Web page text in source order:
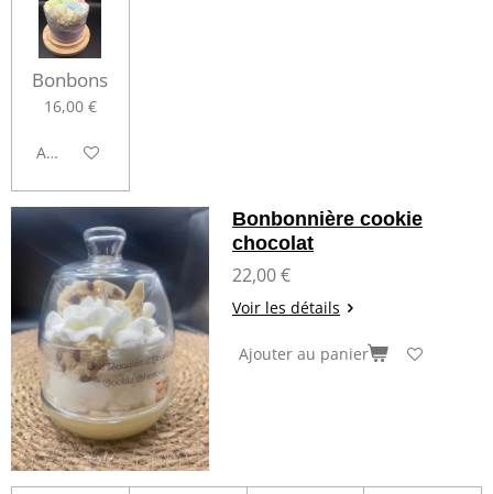
Bonbons
16,00 €
Ajouter au panier
Bonbonnière cookie
chocolat
22,00 €
Voir les détails
Ajouter au panier